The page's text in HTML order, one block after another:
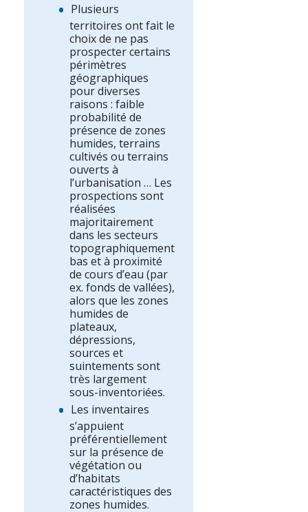
Plusieurs
territoires ont fait le
choix de ne pas
prospecter certains
périmètres
géographiques
pour diverses
raisons : faible
probabilité de
présence de zones
humides, terrains
cultivés ou terrains
ouverts à
l’urbanisation … Les
prospections sont
réalisées
majoritairement
dans les secteurs
topographiquement
bas et à proximité
de cours d’eau (par
ex. fonds de vallées),
alors que les zones
humides de
plateaux,
dépressions,
sources et
suintements sont
très largement
sous-inventoriées.
Les inventaires
s’appuient
préférentiellement
sur la présence de
végétation ou
d’habitats
caractéristiques des
zones humides.